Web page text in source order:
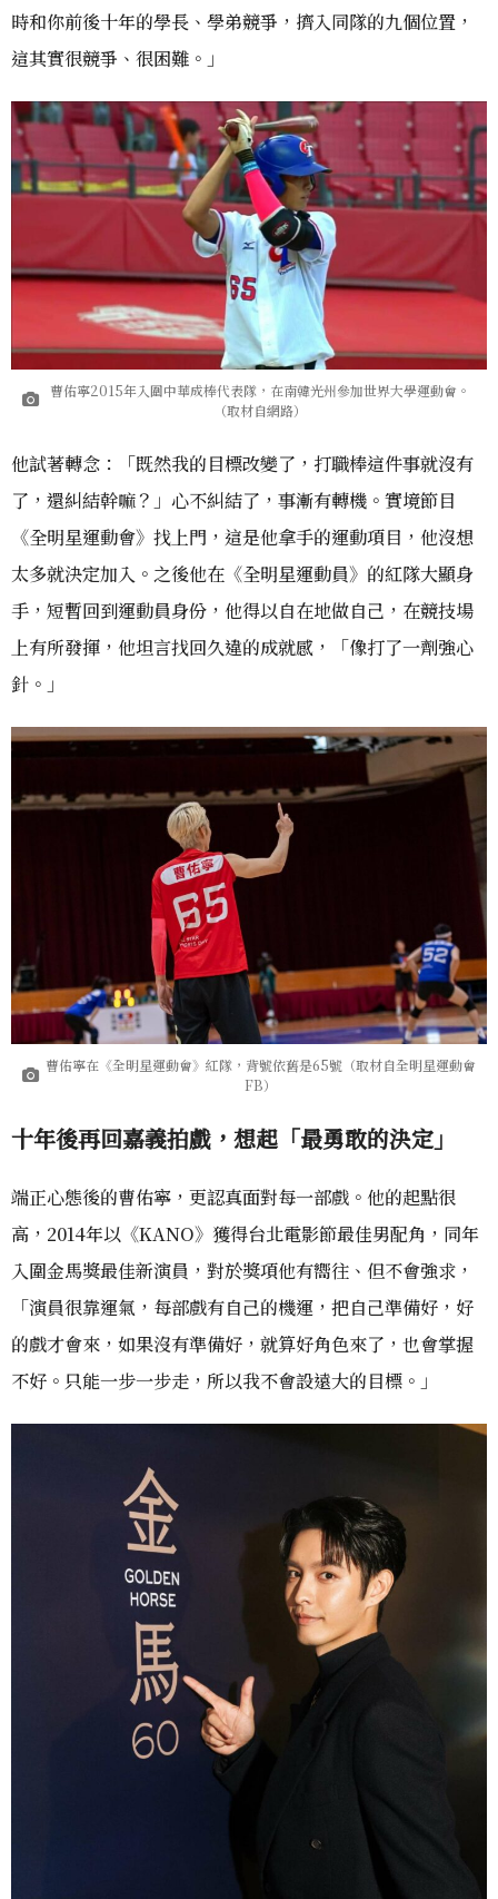
時和你前後十年的學長、學弟競爭，擠入同隊的九個位置，
這其實很競爭、很困難。」
曹佑寧2015年入圍中華成棒代表隊，在南韓光州參加世界大學運動會。
（取材自網路）
他試著轉念：「既然我的目標改變了，打職棒這件事就沒有
了，還糾結幹嘛？」心不糾結了，事漸有轉機。實境節目
《全明星運動會》找上門，這是他拿手的運動項目，他沒想
太多就決定加入。之後他在《全明星運動員》的紅隊大顯身
手，短暫回到運動員身份，他得以自在地做自己，在競技場
上有所發揮，他坦言找回久違的成就感，「像打了一劑強心
針。」
曹佑寧在《全明星運動會》紅隊，背號依舊是65號（取材自全明星運動會
FB）
十年後再回嘉義拍戲，想起「最勇敢的決定」
端正心態後的曹佑寧，更認真面對每一部戲。他的起點很
高，2014年以《KANO》獲得台北電影節最佳男配角，同年
入圍金馬獎最佳新演員，對於獎項他有嚮往、但不會強求，
「演員很靠運氣，每部戲有自己的機運，把自己準備好，好
的戲才會來，如果沒有準備好，就算好角色來了，也會掌握
不好。只能一步一步走，所以我不會設遠大的目標。」